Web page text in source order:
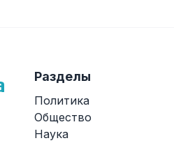
Разделы
Политика
Общество
Наука